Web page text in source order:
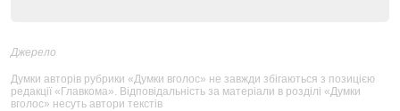
Джерело
Думки авторів рубрики «Думки вголос» не завжди збігаються з позицією
редакції «Главкома». Відповідальність за матеріали в розділі «Думки
вголос» несуть автори текстів